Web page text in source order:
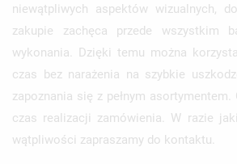
niewątpliwych aspektów wizualnych,
zakupie zachęca przede wszystkim
wykonania. Dzięki temu można
czas bez narażenia na szybkie
zapoznania się z pełnym asortymentem.
czas realizacji zamówienia. W razie
wątpliwości zapraszamy do kontaktu.